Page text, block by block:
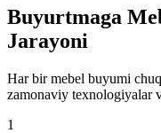
Buyurtmaga
Jarayoni
Har bir mebel buyumi
zamonaviy texnologiyalar
1